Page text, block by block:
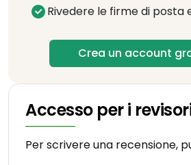
Rivedere le firme di
Crea un account
Accesso per i
Per scrivere una recensione,